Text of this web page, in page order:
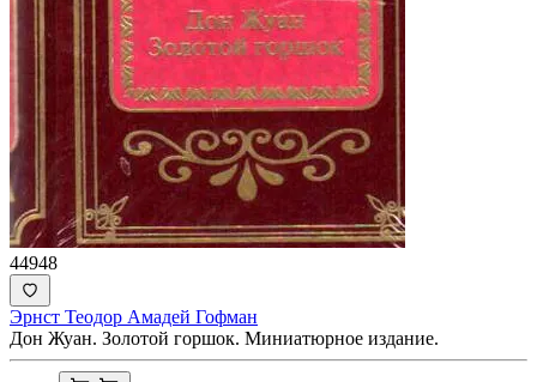
44948
Эрнст Теодор Амадей Гофман
Дон Жуан. Золотой горшок. Миниатюрное издание.